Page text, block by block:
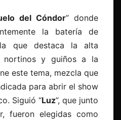
del Cóndor” donde
la batería de
que destaca la alta
nortinos y guiños a la
este tema, mezcla que
para abrir el show
Siguió “Luz”, que junto
fueron elegidas como